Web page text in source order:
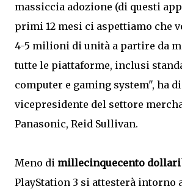
massiccia adozione (di questi
primi 12 mesi ci aspettiamo che
4-5 milioni di unità a partire da
tutte le piattaforme, inclusi
computer e gaming system", ha
vicepresidente del settore
Panasonic, Reid Sullivan.
Meno di millecinquecento dollari
PlayStation 3 si attesterà intorno